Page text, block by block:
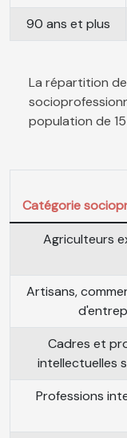
90 ans et plus
La répartition
population de
Catégorie
Agriculteurs
Artisans,
Cadres et
intellectuelles
Professions